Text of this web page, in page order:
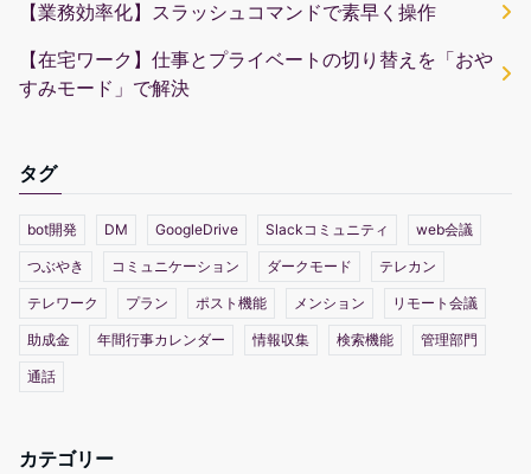
【業務効率化】スラッシュコマンドで素早く操作
【在宅ワーク】仕事とプライベートの切り替えを「おや
すみモード」で解決
タグ
bot開発 DM GoogleDrive Slackコミュニティ web会議
つぶやき コミュニケーション ダークモード テレカン
テレワーク プラン ポスト機能 メンション リモート会議
助成金 年間行事カレンダー 情報収集 検索機能 管理部門
通話
カテゴリー